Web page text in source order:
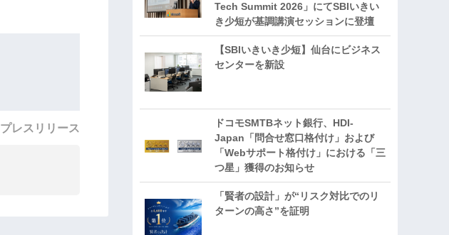
プレスリリース
Tech Summit 2026」にてSBIいきい
き少短が基調講演セッションに登壇
【SBIいきいき少短】仙台にビジネス
センターを新設
ドコモSMTBネット銀行、HDI-
Japan「問合せ窓口格付け」および
「Webサポート格付け」における「三
つ星」獲得のお知らせ
「賢者の設計」が“リスク対比でのリ
ターンの高さ”を証明